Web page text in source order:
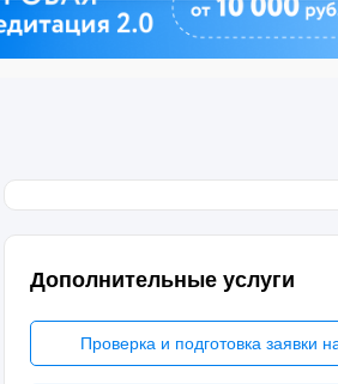
Дополнительные услуги
Проверка и подготовка заявки